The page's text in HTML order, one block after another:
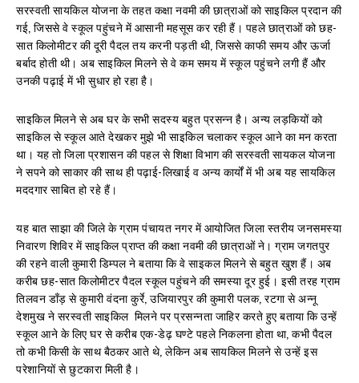
सरस्वती सायकिल योजना के तहत कक्षा नवमी की छात्राओं को साइकिल प्रदान की
गई, जिससे वे स्कूल पहुंचने में आसानी महसूस कर रही हैं। पहले छात्राओं को छह-
सात किलोमीटर की दूरी पैदल तय करनी पड़ती थी, जिससे काफी समय और ऊर्जा
बर्बाद होती थी। अब साइकिल मिलने से वे कम समय में स्कूल पहुंचने लगी हैं और
उनकी पढ़ाई में भी सुधार हो रहा है।
साइकिल मिलने से अब घर के सभी सदस्य बहुत प्रसन्न है। अन्य लड़कियों को
साइकिल से स्कूल आते देखकर मुझे भी साइकिल चलाकर स्कूल आने का मन करता
था। यह तो जिला प्रशासन की पहल से शिक्षा विभाग की सरस्वती सायकल योजना
ने सपने को साकार की साथ ही पढ़ाई-लिखाई व अन्य कार्यों में भी अब यह सायकिल
मददगार साबित हो रहे हैं।
यह बात साझा की जिले के ग्राम पंचायत नगर में आयोजित जिला स्तरीय जनसमस्या
निवारण शिविर में साइकिल प्राप्त की कक्षा नवमी की छात्राओं ने। ग्राम जगतपुर
की रहने वाली कुमारी डिम्पल ने बताया कि वे साइकल मिलने से बहुत खुश हैं। अब
करीब छह-सात किलोमीटर पैदल स्कूल पहुंचने की समस्या दूर हुई। इसी तरह ग्राम
तिलवन डाँड़ से कुमारी वंदना कुर्रे, उजियारपुर की कुमारी पलक, रटगा से अन्नू
देशमुख ने सरस्वती साइकिल मिलने पर प्रसन्नता जाहिर करते हुए बताया कि उन्हें
स्कूल आने के लिए घर से करीब एक-डेढ़ घण्टे पहले निकलना होता था, कभी पैदल
तो कभी किसी के साथ बैठकर आते थे, लेकिन अब सायकिल मिलने से उन्हें इस
परेशानियों से छुटकारा मिली है।